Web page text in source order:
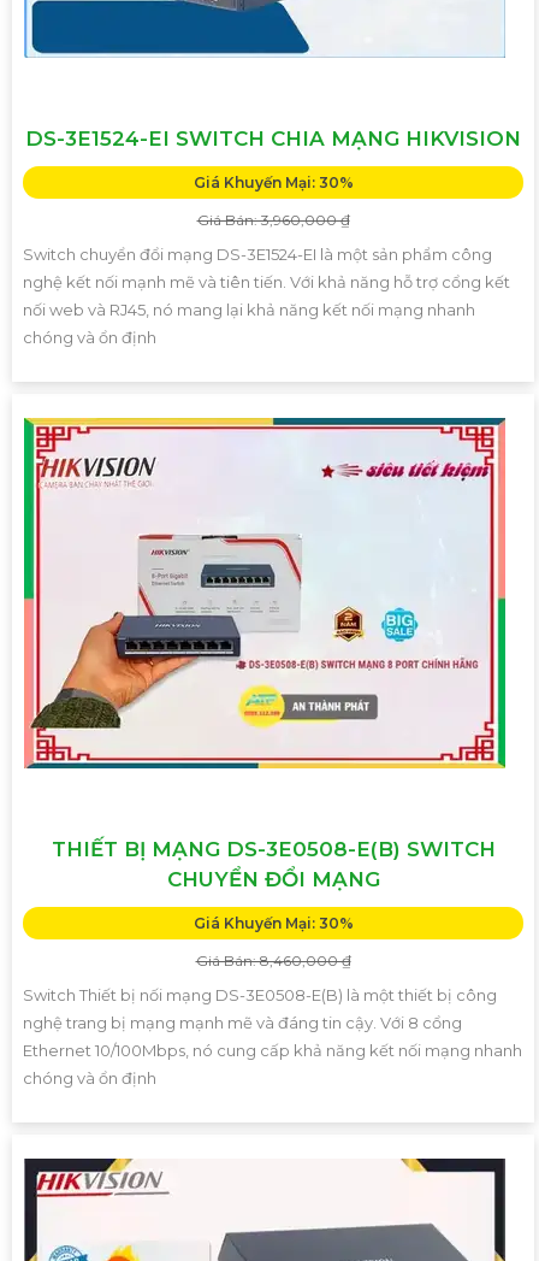
DS-3E1524-EI SWITCH CHIA MẠNG HIKVISION
Giá Khuyến Mại: 30%
Giá Bán: 3,960,000 ₫
Switch chuyển đổi mạng DS-3E1524-EI là một sản phẩm công
nghệ kết nối mạnh mẽ và tiên tiến. Với khả năng hỗ trợ cổng kết
nối web và RJ45, nó mang lại khả năng kết nối mạng nhanh
chóng và ổn định
THIẾT BỊ MẠNG DS-3E0508-E(B) SWITCH
CHUYỂN ĐỔI MẠNG
Giá Khuyến Mại: 30%
Giá Bán: 8,460,000 ₫
Switch Thiết bị nối mạng DS-3E0508-E(B) là một thiết bị công
nghệ trang bị mạng mạnh mẽ và đáng tin cậy. Với 8 cổng
Ethernet 10/100Mbps, nó cung cấp khả năng kết nối mạng nhanh
chóng và ổn định